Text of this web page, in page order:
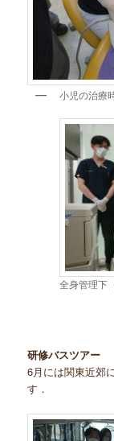
小児の治療
全身管理下
研修バスツアー
6月には関東近郊
す．